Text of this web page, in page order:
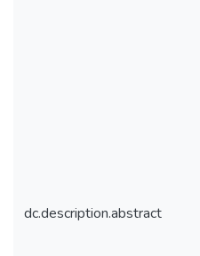
dc.description.abstract